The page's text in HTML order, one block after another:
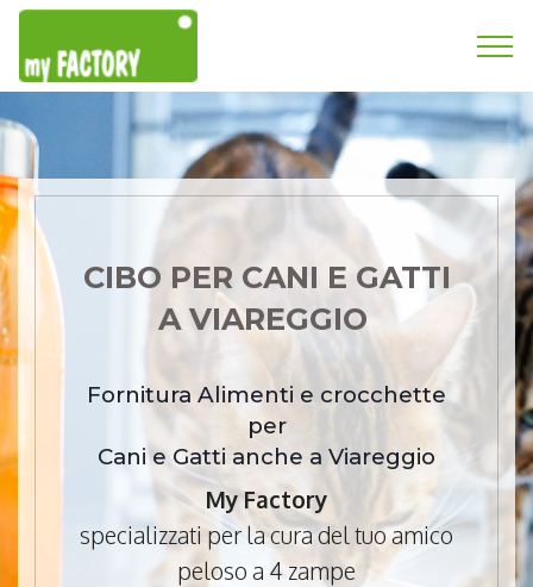
CIBO PER CANI E GATTI
A VIAREGGIO
Fornitura Alimenti e crocchette
per
Cani e Gatti anche a Viareggio
My Factory
specializzati per la cura del tuo amico
peloso a 4 zampe